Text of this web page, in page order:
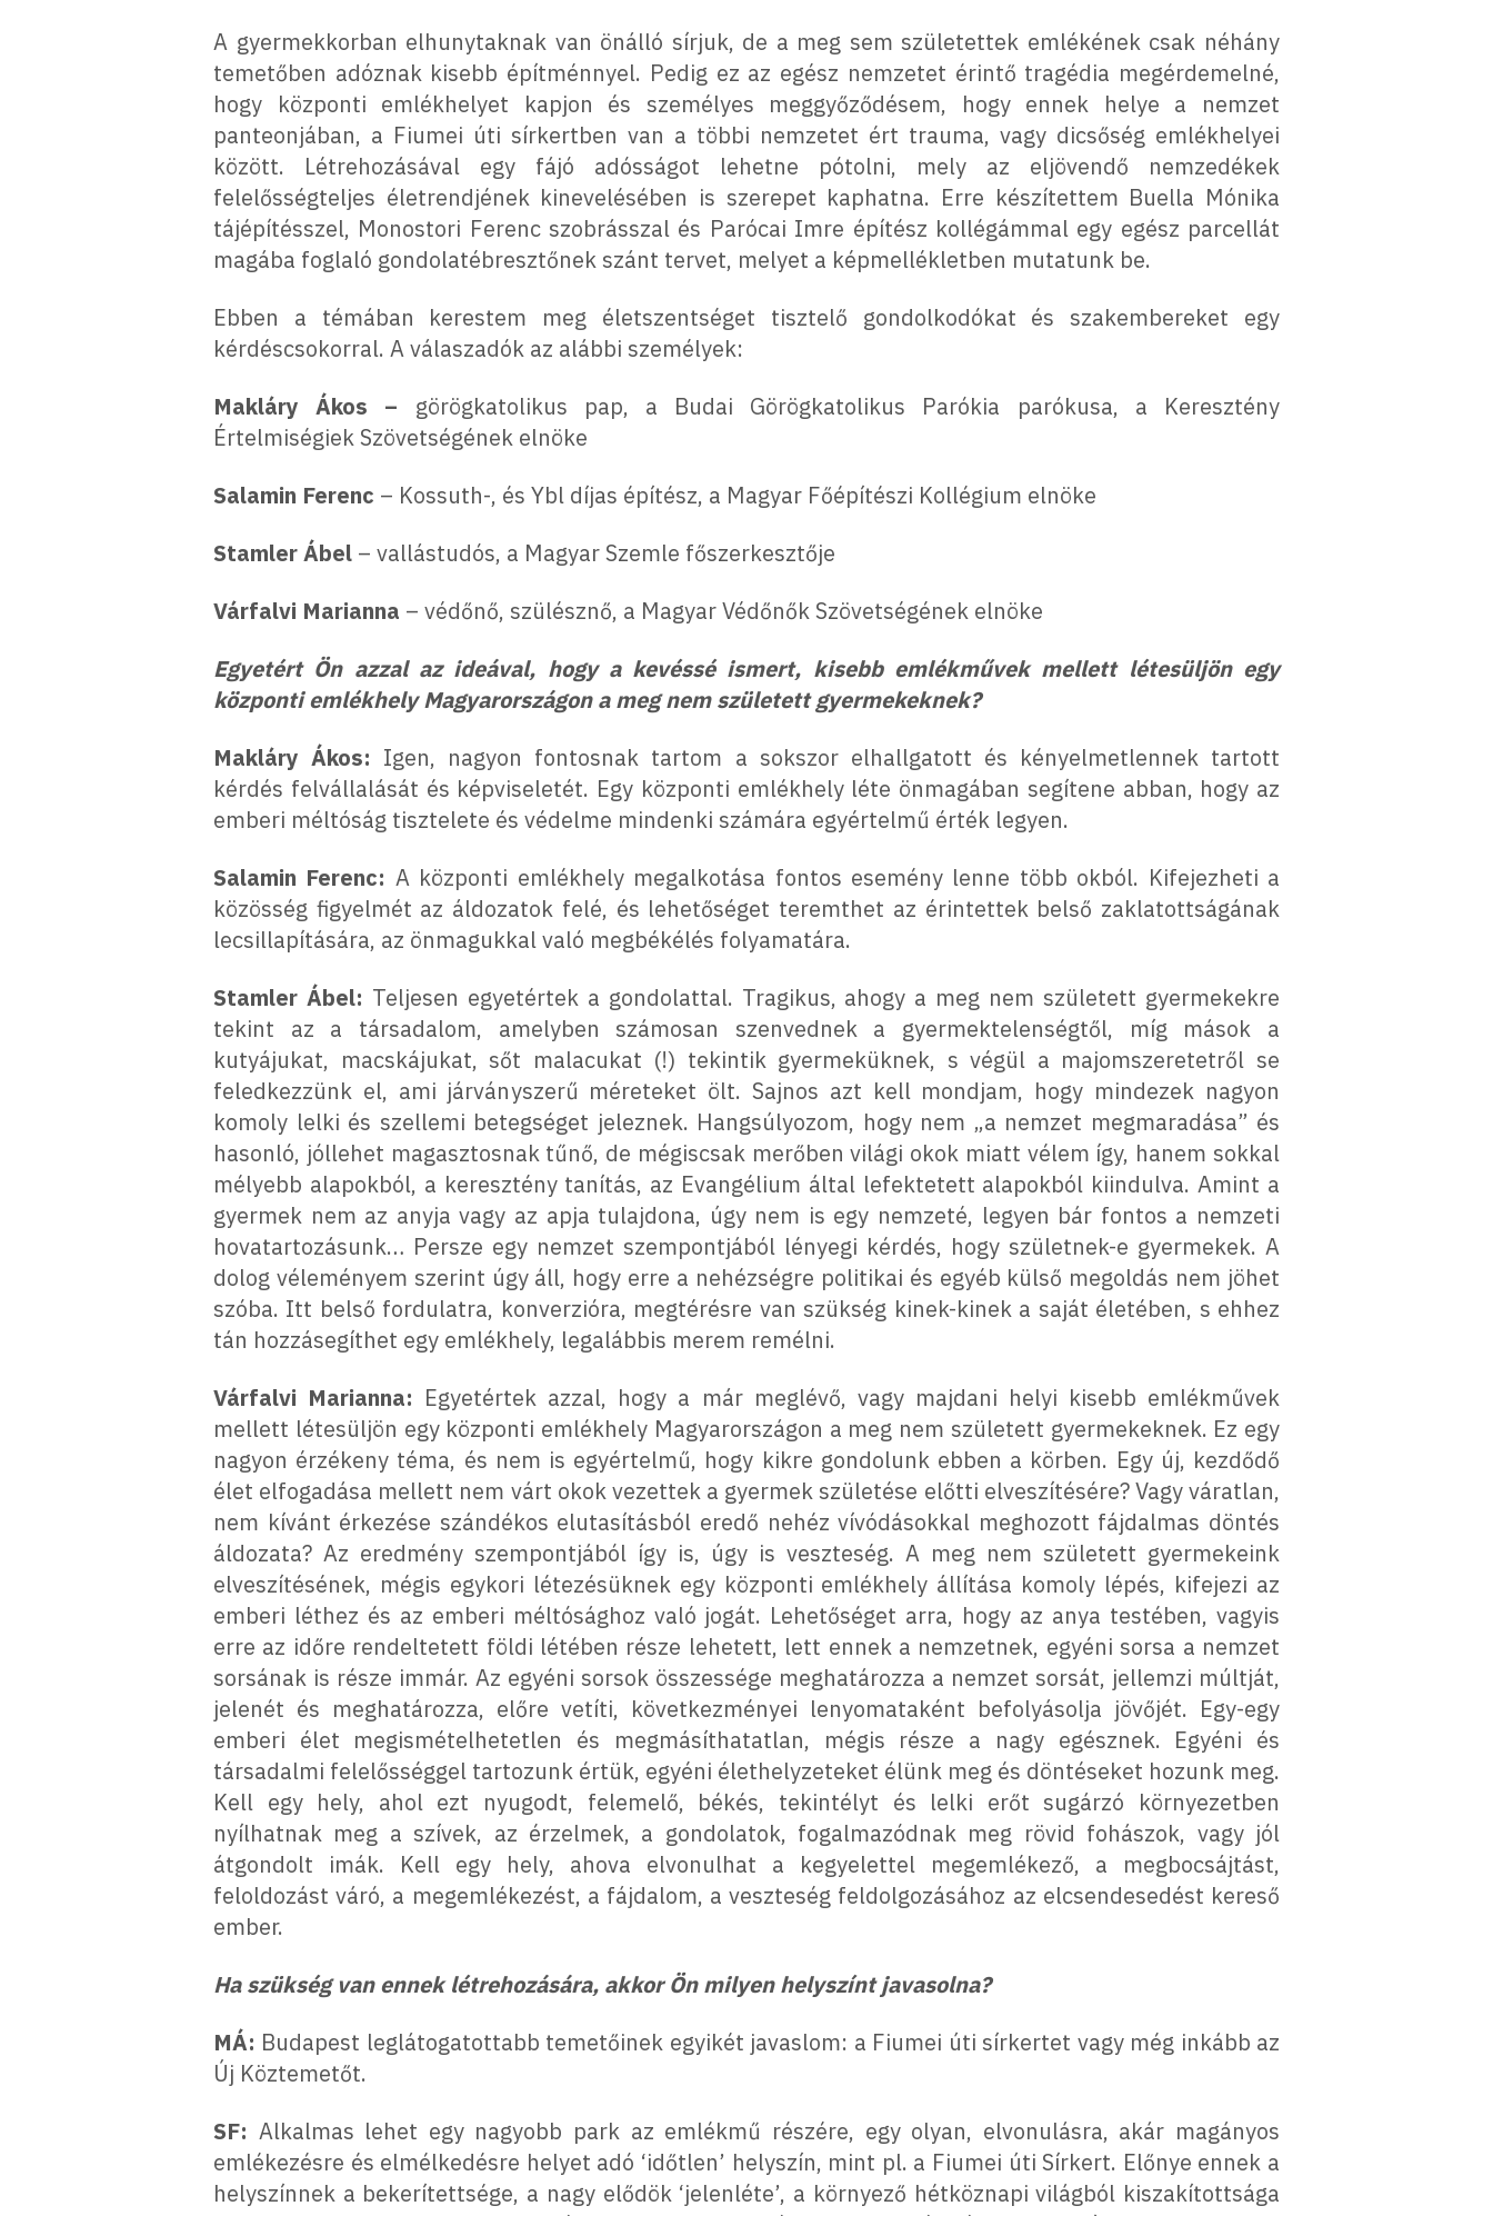
A gyermekkorban elhunytaknak van önálló sírjuk, de a meg sem születettek emlékének csak néhány
temetőben adóznak kisebb építménnyel. Pedig ez az egész nemzetet érintő tragédia megérdemelné,
hogy központi emlékhelyet kapjon és személyes meggyőződésem, hogy ennek helye a nemzet
panteonjában, a Fiumei úti sírkertben van a többi nemzetet ért trauma, vagy dicsőség emlékhelyei
között. Létrehozásával egy fájó adósságot lehetne pótolni, mely az eljövendő nemzedékek
felelősségteljes életrendjének kinevelésében is szerepet kaphatna. Erre készítettem Buella Mónika
tájépítésszel, Monostori Ferenc szobrásszal és Parócai Imre építész kollégámmal egy egész parcellát
magába foglaló gondolatébresztőnek szánt tervet, melyet a képmellékletben mutatunk be.
Ebben a témában kerestem meg életszentséget tisztelő gondolkodókat és szakembereket egy
kérdéscsokorral. A válaszadók az alábbi személyek:
Makláry Ákos – görögkatolikus pap, a Budai Görögkatolikus Parókia parókusa, a Keresztény
Értelmiségiek Szövetségének elnöke
Salamin Ferenc – Kossuth-, és Ybl díjas építész, a Magyar Főépítészi Kollégium elnöke
Stamler Ábel – vallástudós, a Magyar Szemle főszerkesztője
Várfalvi Marianna – védőnő, szülésznő, a Magyar Védőnők Szövetségének elnöke
Egyetért Ön azzal az ideával, hogy a kevéssé ismert, kisebb emlékművek mellett létesüljön egy
központi emlékhely Magyarországon a meg nem született gyermekeknek?
Makláry Ákos: Igen, nagyon fontosnak tartom a sokszor elhallgatott és kényelmetlennek tartott
kérdés felvállalását és képviseletét. Egy központi emlékhely léte önmagában segítene abban, hogy az
emberi méltóság tisztelete és védelme mindenki számára egyértelmű érték legyen.
Salamin Ferenc: A központi emlékhely megalkotása fontos esemény lenne több okból. Kifejezheti a
közösség figyelmét az áldozatok felé, és lehetőséget teremthet az érintettek belső zaklatottságának
lecsillapítására, az önmagukkal való megbékélés folyamatára.
Stamler Ábel: Teljesen egyetértek a gondolattal. Tragikus, ahogy a meg nem született gyermekekre
tekint az a társadalom, amelyben számosan szenvednek a gyermektelenségtől, míg mások a
kutyájukat, macskájukat, sőt malacukat (!) tekintik gyermeküknek, s végül a majomszeretetről se
feledkezzünk el, ami járványszerű méreteket ölt. Sajnos azt kell mondjam, hogy mindezek nagyon
komoly lelki és szellemi betegséget jeleznek. Hangsúlyozom, hogy nem „a nemzet megmaradása” és
hasonló, jóllehet magasztosnak tűnő, de mégiscsak merőben világi okok miatt vélem így, hanem sokkal
mélyebb alapokból, a keresztény tanítás, az Evangélium által lefektetett alapokból kiindulva. Amint a
gyermek nem az anyja vagy az apja tulajdona, úgy nem is egy nemzeté, legyen bár fontos a nemzeti
hovatartozásunk… Persze egy nemzet szempontjából lényegi kérdés, hogy születnek-e gyermekek. A
dolog véleményem szerint úgy áll, hogy erre a nehézségre politikai és egyéb külső megoldás nem jöhet
szóba. Itt belső fordulatra, konverzióra, megtérésre van szükség kinek-kinek a saját életében, s ehhez
tán hozzásegíthet egy emlékhely, legalábbis merem remélni.
Várfalvi Marianna: Egyetértek azzal, hogy a már meglévő, vagy majdani helyi kisebb emlékművek
mellett létesüljön egy központi emlékhely Magyarországon a meg nem született gyermekeknek. Ez egy
nagyon érzékeny téma, és nem is egyértelmű, hogy kikre gondolunk ebben a körben. Egy új, kezdődő
élet elfogadása mellett nem várt okok vezettek a gyermek születése előtti elveszítésére? Vagy váratlan,
nem kívánt érkezése szándékos elutasításból eredő nehéz vívódásokkal meghozott fájdalmas döntés
áldozata? Az eredmény szempontjából így is, úgy is veszteség. A meg nem született gyermekeink
elveszítésének, mégis egykori létezésüknek egy központi emlékhely állítása komoly lépés, kifejezi az
emberi léthez és az emberi méltósághoz való jogát. Lehetőséget arra, hogy az anya testében, vagyis
erre az időre rendeltetett földi létében része lehetett, lett ennek a nemzetnek, egyéni sorsa a nemzet
sorsának is része immár. Az egyéni sorsok összessége meghatározza a nemzet sorsát, jellemzi múltját,
jelenét és meghatározza, előre vetíti, következményei lenyomataként befolyásolja jövőjét. Egy-egy
emberi élet megismételhetetlen és megmásíthatatlan, mégis része a nagy egésznek. Egyéni és
társadalmi felelősséggel tartozunk értük, egyéni élethelyzeteket élünk meg és döntéseket hozunk meg.
Kell egy hely, ahol ezt nyugodt, felemelő, békés, tekintélyt és lelki erőt sugárzó környezetben
nyílhatnak meg a szívek, az érzelmek, a gondolatok, fogalmazódnak meg rövid fohászok, vagy jól
átgondolt imák. Kell egy hely, ahova elvonulhat a kegyelettel megemlékező, a megbocsájtást,
feloldozást váró, a megemlékezést, a fájdalom, a veszteség feldolgozásához az elcsendesedést kereső
ember.
Ha szükség van ennek létrehozására, akkor Ön milyen helyszínt javasolna?
MÁ: Budapest leglátogatottabb temetőinek egyikét javaslom: a Fiumei úti sírkertet vagy még inkább az
Új Köztemetőt.
SF: Alkalmas lehet egy nagyobb park az emlékmű részére, egy olyan, elvonulásra, akár magányos
emlékezésre és elmélkedésre helyet adó ‘időtlen’ helyszín, mint pl. a Fiumei úti Sírkert. Előnye ennek a
helyszínnek a bekerítettsége, a nagy elődök ‘jelenléte’, a környező hétköznapi világból kiszakítottsága